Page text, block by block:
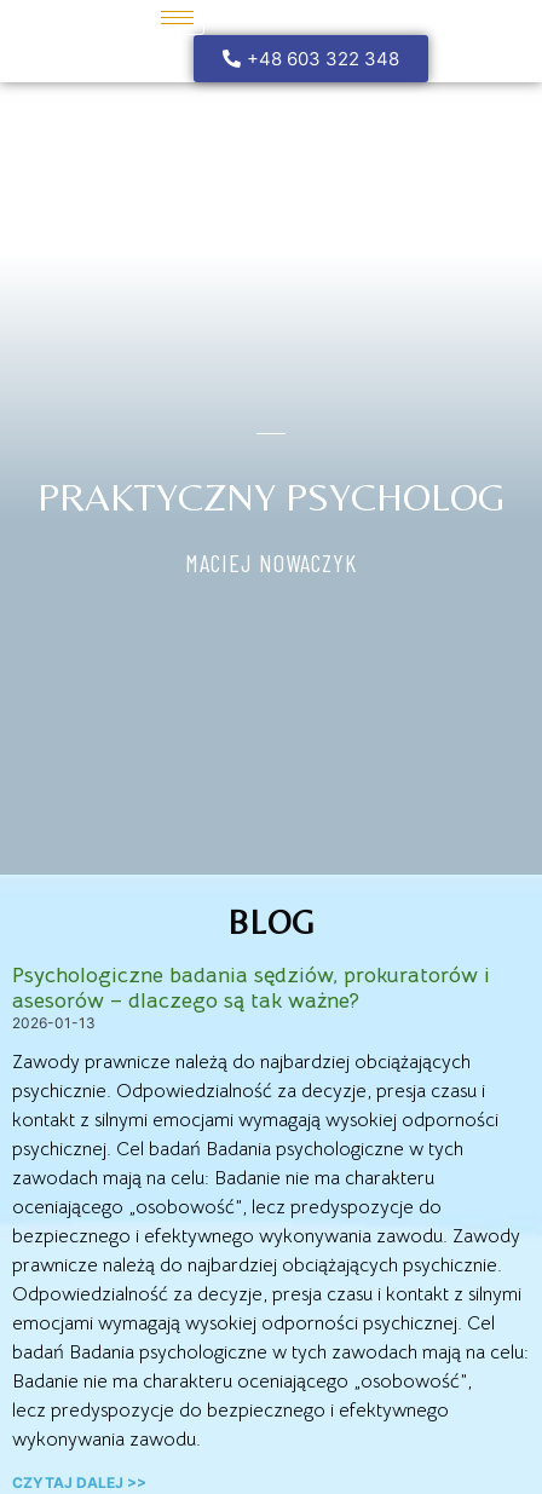
+48 603 322 348
PRAKTYCZNY PSYCHOLOG
MACIEJ NOWACZYK
BLOG
Psychologiczne badania sędziów, prokuratorów i
asesorów – dlaczego są tak ważne?
2026-01-13
Zawody prawnicze należą do najbardziej obciążających
psychicznie. Odpowiedzialność za decyzje, presja czasu i
kontakt z silnymi emocjami wymagają wysokiej odporności
psychicznej. Cel badań Badania psychologiczne w tych
zawodach mają na celu: Badanie nie ma charakteru
oceniającego „osobowość”, lecz predyspozycje do
bezpiecznego i efektywnego wykonywania zawodu. Zawody
prawnicze należą do najbardziej obciążających psychicznie.
Odpowiedzialność za decyzje, presja czasu i kontakt z silnymi
emocjami wymagają wysokiej odporności psychicznej. Cel
badań Badania psychologiczne w tych zawodach mają na celu:
Badanie nie ma charakteru oceniającego „osobowość”,
lecz predyspozycje do bezpiecznego i efektywnego
wykonywania zawodu.
CZYTAJ DALEJ >>